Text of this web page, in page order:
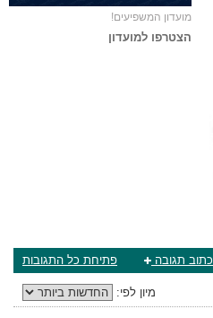
מועדון המשפיעים!
הצטרפו למועדון
פתיחת כל התגובות כתוב תגובה
מיון לפי: